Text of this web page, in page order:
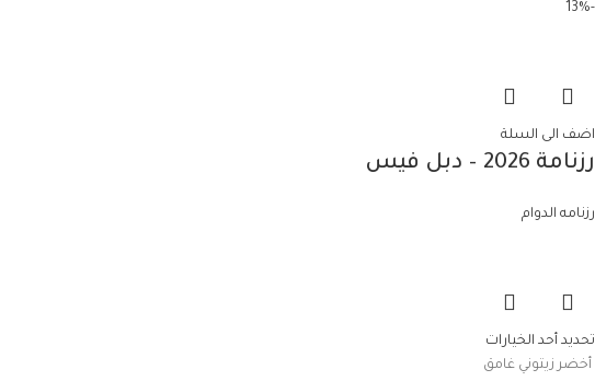
-13%
اضف الى السلة
رزنامة 2026 – دبل فيس
رزنامه الدوام
تحديد أحد الخيارات
أخضر زيتوني غامق